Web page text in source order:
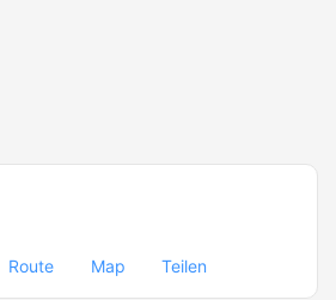
Route Map Teilen